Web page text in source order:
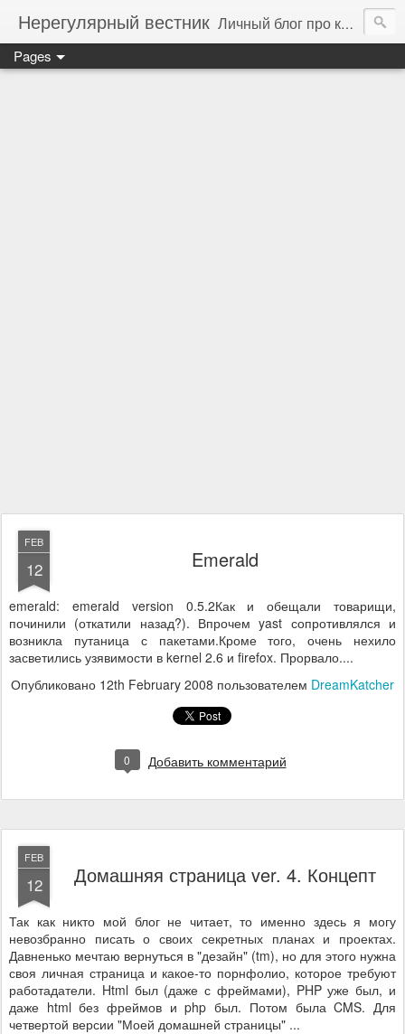
Нерегулярный вестник Личный блог про компьютеры, технологии и программирование
Pages
FEB
12 Emerald
emerald: emerald version 0.5.2Как и обещали товарищи,
починили (откатили назад?). Впрочем yast сопротивлялся и
возникла путаница с пакетами.Кроме того, очень нехило
засветились узявимости в kernel 2.6 и firefox. Прорвало....
Опубликовано 12th February 2008 пользователем DreamKatcher
0 Добавить комментарий
FEB
12 Домашняя страница ver. 4. Концепт
Так как никто мой блог не читает, то именно здесь я могу
невозбранно писать о своих секретных планах и проектах.
Давненько мечтаю вернуться в "дезайн" (tm), но для этого нужна
своя личная страница и какое-то порнфолио, которое требуют
работадатели. Html был (даже с фреймами), PHP уже был, и
даже html без фреймов и php был. Потом была CMS. Для
четвертой версии "Моей домашней страницы" ...